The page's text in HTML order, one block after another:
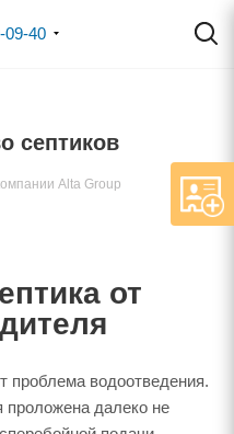
09-40
септиков
Alta Group
от
проблема водоотведения.
проложена далеко не